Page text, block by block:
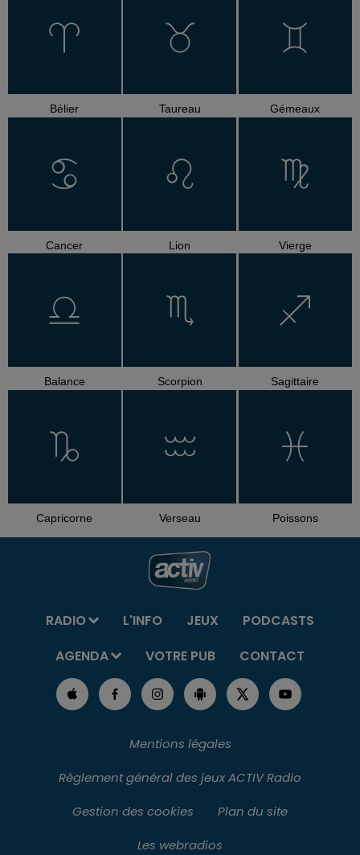
Bélier Taureau Gémeaux
Cancer Lion Vierge
Balance Scorpion Sagittaire
Capricorne Verseau Poissons
RADIO L'INFO JEUX
PODCASTS
AGENDA
VOTRE PUB CONTACT
Mentions légales
Règlement général des jeux ACTIV Radio
Gestion des cookies
Plan du site
Les webradios